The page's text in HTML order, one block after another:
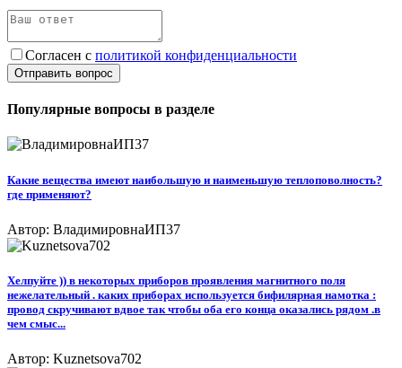
Согласен с политикой конфиденциальности
Отправить вопрос
Популярные вопросы в разделе
Какие вещества имеют наибольшую и наименьшую теплоповолность?
где применяют?
Автор: ВладимировнаИП37
Хелпуйте )) в некоторых приборов проявления магнитного поля
нежелательный . каких приборах используется бифилярная намотка :
провод скручивают вдвое так чтобы оба его конца оказались рядом .в
чем смыс...
Автор: Kuznetsova702